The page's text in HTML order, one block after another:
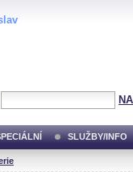
SLUŽBY/INFO